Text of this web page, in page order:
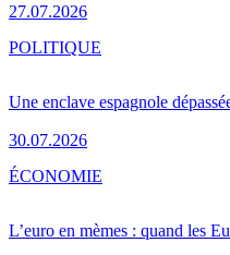
27.07.2026
Une enclave espagnole
30.07.2026
POLITIQUE
L’euro en mèmes : quand les
ÉCONOMIE